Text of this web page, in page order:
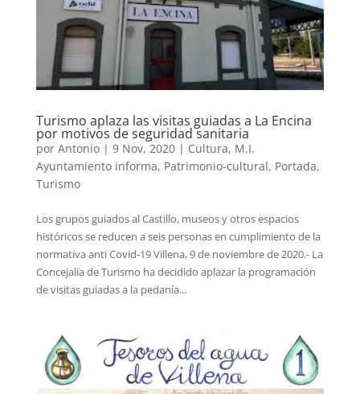
Turismo aplaza las visitas guiadas a La Encina
por motivos de seguridad sanitaria
por Antonio| 9 Nov, 2020| Cultura, M.I.
Ayuntamiento informa, Patrimonio-cultural, Portada,
Turismo
Los grupos guiados al Castillo, museos y otros espacios
históricos se reducen a seis personas en cumplimiento de la
normativa anti Covid-19 Villena, 9 de noviembre de 2020.- La
Concejalía de Turismo ha decidido aplazar la programación
de visitas guiadas a la pedanía...